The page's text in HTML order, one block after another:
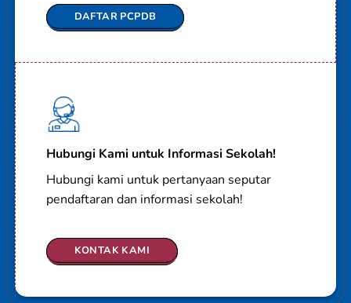
DAFTAR PCPDB
Hubungi Kami untuk Informasi Sekolah!
Hubungi kami untuk pertanyaan seputar
pendaftaran dan informasi sekolah!
KONTAK KAMI